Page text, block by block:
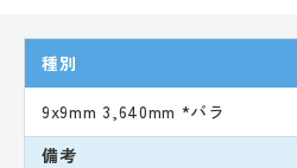
種別
9x9mm 3,640mm *バラ
備考